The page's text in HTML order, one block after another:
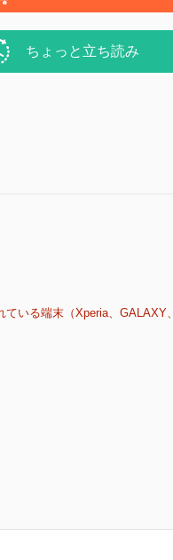
ちょっと立ち読み
いる端末（Xperia、GALAXY、